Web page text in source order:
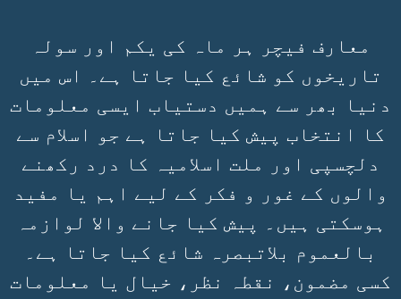
معارف فیچر ہر ماہ کی یکم اور سولہ
تاریخوں کو شائع کیا جاتا ہے۔ اس میں
دنیا بھر سے ہمیں دستیاب ایسی معلومات
کا انتخاب پیش کیا جاتا ہے جو اسلام سے
دلچسپی اور ملت اسلامیہ کا درد رکھنے
والوں کے غور و فکر کے لیے اہم یا مفید
ہوسکتی ہیں۔ پیش کیا جانے والا لوازمہ
بالعموم بلاتبصرہ شائع کیا جاتا ہے۔
کسی مضمون، نقطہ نظر، خیال یا معلومات